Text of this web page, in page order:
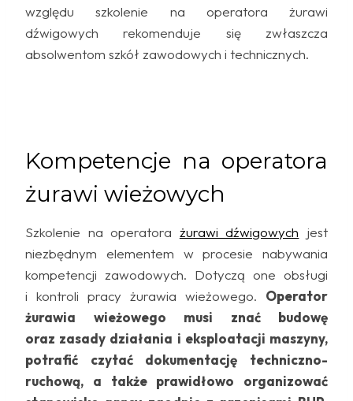
względu szkolenie na operatora żurawi
dźwigowych rekomenduje się zwłaszcza
absolwentom szkół zawodowych i technicznych.
Kompetencje na operatora
żurawi wieżowych
Szkolenie na operatora żurawi dźwigowych jest
niezbędnym elementem w procesie nabywania
kompetencji zawodowych. Dotyczą one obsługi
i kontroli pracy żurawia wieżowego. Operator
żurawia wieżowego musi znać budowę
oraz zasady działania i eksploatacji maszyny,
potrafić czytać dokumentację techniczno-
ruchową, a także prawidłowo organizować